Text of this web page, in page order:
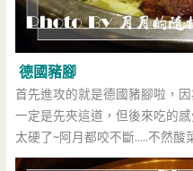
德國豬腳
首先進攻的就是德國豬腳啦，
一定是先夾這道，但後來吃的
太硬了~阿月都咬不斷…..不然酸